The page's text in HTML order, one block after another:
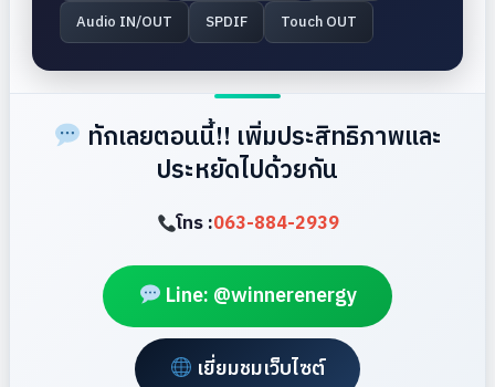
Audio IN/OUT
SPDIF Touch OUT
ทักเลยตอนนี้!! เพิ่มประสิทธิภาพและ
ประหยัดไปด้วยกัน
โทร :063-884-2939
Line: @winnerenergy
เยี่ยมชมเว็บไซต์